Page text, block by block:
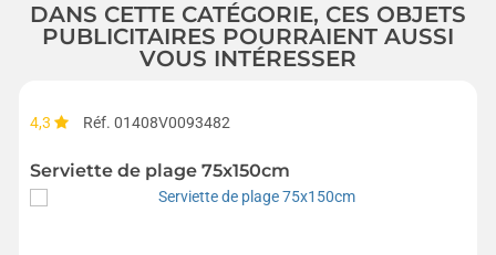
DANS CETTE CATÉGORIE, CES OBJETS
PUBLICITAIRES POURRAIENT AUSSI
VOUS INTÉRESSER
4,3 Réf. 01408V0093482
Serviette de plage 75x150cm